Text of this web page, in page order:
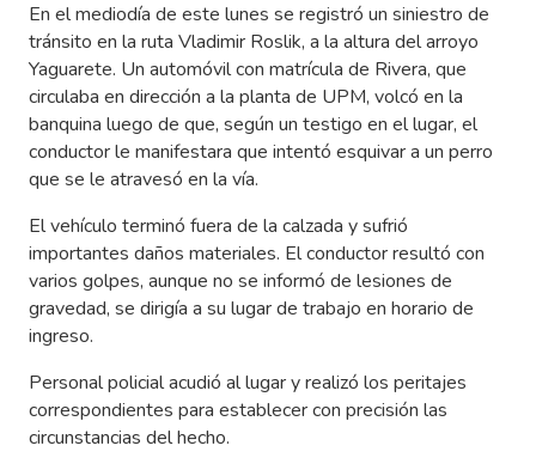
En el mediodía de este lunes se registró un siniestro de
tránsito en la ruta Vladimir Roslik, a la altura del arroyo
Yaguarete. Un automóvil con matrícula de Rivera, que
circulaba en dirección a la planta de UPM, volcó en la
banquina luego de que, según un testigo en el lugar, el
conductor le manifestara que intentó esquivar a un perro
que se le atravesó en la vía.
El vehículo terminó fuera de la calzada y sufrió
importantes daños materiales. El conductor resultó con
varios golpes, aunque no se informó de lesiones de
gravedad, se dirigía a su lugar de trabajo en horario de
ingreso.
Personal policial acudió al lugar y realizó los peritajes
correspondientes para establecer con precisión las
circunstancias del hecho.